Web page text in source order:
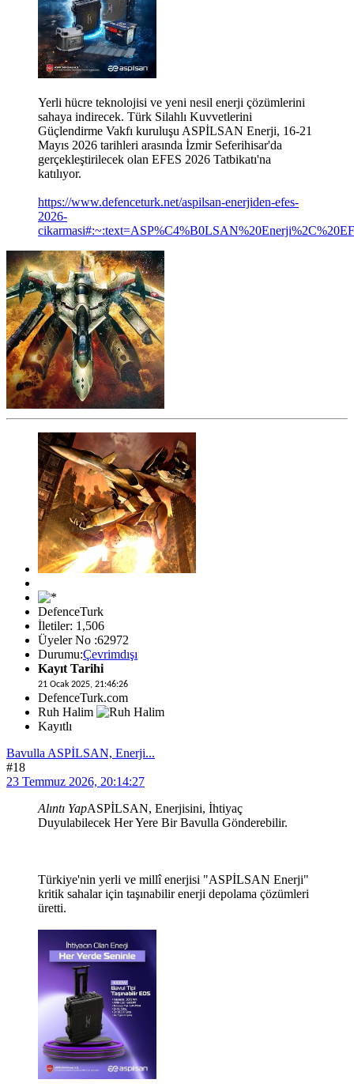
Yerli hücre teknolojisi ve yeni nesil enerji çözümlerini
sahaya indirecek. Türk Silahlı Kuvvetlerini
Güçlendirme Vakfı kuruluşu ASPİLSAN Enerji, 16-21
Mayıs 2026 tarihleri arasında İzmir Seferihisar'da
gerçekleştirilecek olan EFES 2026 Tatbikatı'na
katılıyor.
https://www.defenceturk.net/aspilsan-enerjiden-efes-
2026-
DefenceTurk
İletiler: 1,506
Üyeler No :62972
Durumu:Çevrimdışı
Kayıt Tarihi
21 Ocak 2025, 21:46:26
DefenceTurk.com
Ruh Halim
Kayıtlı
Bavulla ASPİLSAN, Enerji...
#18
23 Temmuz 2026, 20:14:27
Alıntı YapASPİLSAN, Enerjisini, İhtiyaç
Duyulabilecek Her Yere Bir Bavulla Gönderebilir.
Türkiye'nin yerli ve millî enerjisi "ASPİLSAN Enerji"
kritik sahalar için taşınabilir enerji depolama çözümleri
üretti.